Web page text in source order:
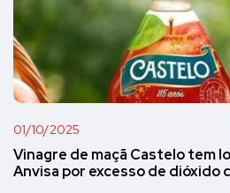
01/10/2025
Vinagre de maçã Castelo tem
Anvisa por excesso de dióxido